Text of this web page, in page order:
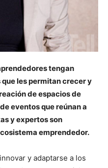
tengan
les permitan crecer y
de espacios de
eventos que reúnan a
y expertos son
emprendedor.
y adaptarse a los